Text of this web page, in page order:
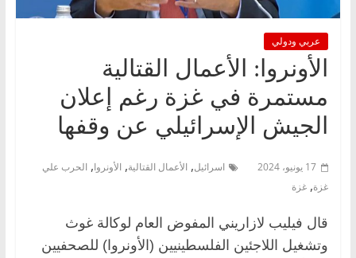
عربي ودولي
الأونروا: الأعمال القتالية
مستمرة في غزة رغم إعلان
الجيش الإسرائيلي عن وقفها
17 يونيو، 2024 اسرائيل, الأعمال القتالية, الأونروا, الحرب علي
غزة, غزة
قال فيليب لازاريني المفوض العام لوكالة غوث
وتشغيل اللاجئين الفلسطينيين (الأونروا) للصحفيين